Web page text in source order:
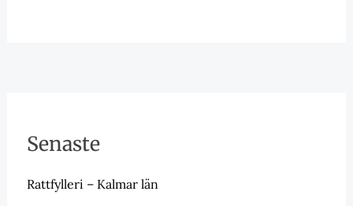
Senaste
Rattfylleri – Kalmar län